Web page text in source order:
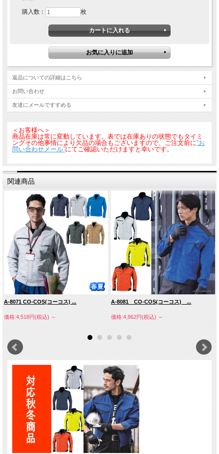
購入数： 枚
返品についての詳細はこちら
お問い合わせ
友達にメールですすめる
＜お客様へ＞
商品在庫は常に変動しています。表では在庫ありの状態でもタイミ
ングその他事情により欠品の場合もございますので、ご注文前に”お
問い合わせメール”にてご確認いただけますと幸いです。
関連商品
A-8071 CO-COS(コーコス) ...
価格:4,518円(税込)～
A-8081 CO-COS(コーコス) ...
価格:4,862円(税込)～